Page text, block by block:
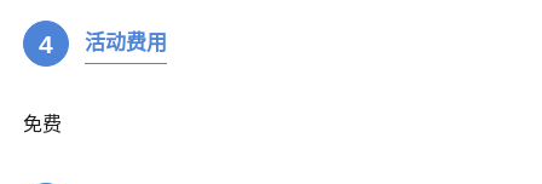
4 活动费用
免费